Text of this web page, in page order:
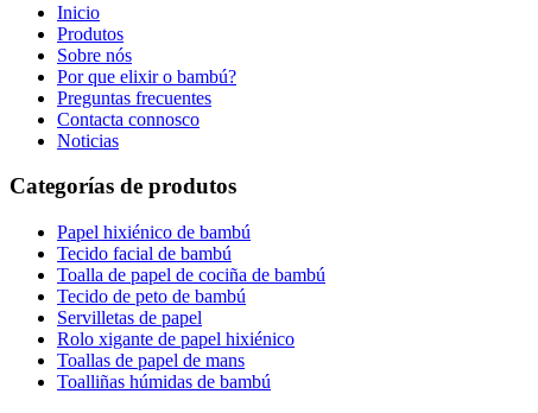
Inicio
Produtos
Sobre nós
Por que elixir o bambú?
Preguntas frecuentes
Contacta connosco
Noticias
Categorías de produtos
Papel hixiénico de bambú
Tecido facial de bambú
Toalla de papel de cociña de bambú
Tecido de peto de bambú
Servilletas de papel
Rolo xigante de papel hixiénico
Toallas de papel de mans
Toalliñas húmidas de bambú